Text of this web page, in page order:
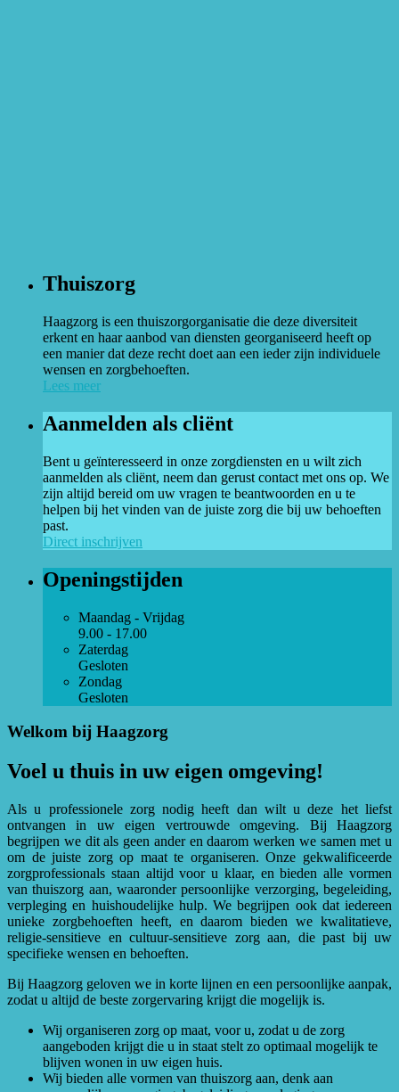
Thuiszorg
Haagzorg is een thuiszorgorganisatie die deze diversiteit
erkent en haar aanbod van diensten georganiseerd heeft op
een manier dat deze recht doet aan een ieder zijn individuele
wensen en zorgbehoeften.
Lees meer
Aanmelden als cliënt
Bent u geïnteresseerd in onze zorgdiensten en u wilt zich
aanmelden als cliënt, neem dan gerust contact met ons op. We
zijn altijd bereid om uw vragen te beantwoorden en u te
helpen bij het vinden van de juiste zorg die bij uw behoeften
past.
Direct inschrijven
Openingstijden
Maandag - Vrijdag
9.00 - 17.00
Zaterdag
Gesloten
Zondag
Gesloten
Welkom bij Haagzorg
Voel u thuis in uw eigen omgeving!
Als u professionele zorg nodig heeft dan wilt u deze het liefst
ontvangen in uw eigen vertrouwde omgeving. Bij Haagzorg
begrijpen we dit als geen ander en daarom werken we samen met u
om de juiste zorg op maat te organiseren. Onze gekwalificeerde
zorgprofessionals staan altijd voor u klaar, en bieden alle vormen
van thuiszorg aan, waaronder persoonlijke verzorging, begeleiding,
verpleging en huishoudelijke hulp. We begrijpen ook dat iedereen
unieke zorgbehoeften heeft, en daarom bieden we kwalitatieve,
religie-sensitieve en cultuur-sensitieve zorg aan, die past bij uw
specifieke wensen en behoeften.
Bij Haagzorg geloven we in korte lijnen en een persoonlijke aanpak,
zodat u altijd de beste zorgervaring krijgt die mogelijk is.
Wij organiseren zorg op maat, voor u, zodat u de zorg
aangeboden krijgt die u in staat stelt zo optimaal mogelijk te
blijven wonen in uw eigen huis.
Wij bieden alle vormen van thuiszorg aan, denk aan